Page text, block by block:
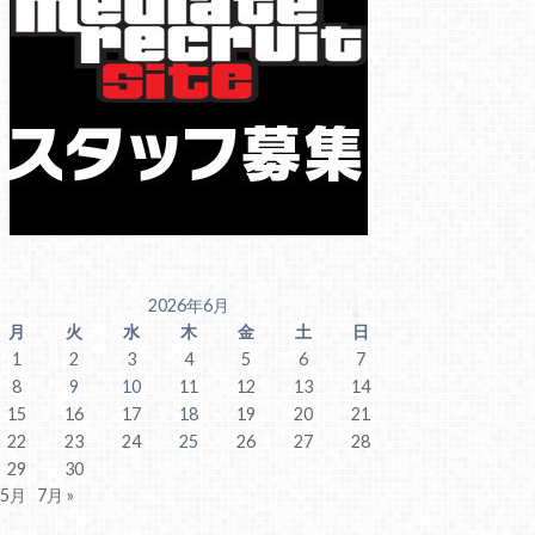
2026年6月
月
火 水 木 金 土
日
1
2 3 4 5 6
7
8
9 10 11 12 13
14
15
16 17 18 19 20
21
22
23 24 25 26 27
28
29
30
月
7月 »